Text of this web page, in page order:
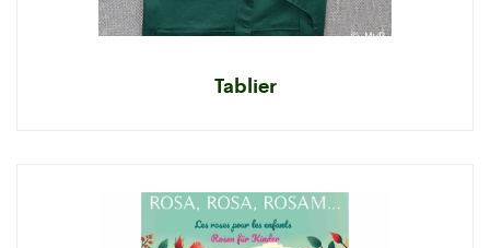
Tablier